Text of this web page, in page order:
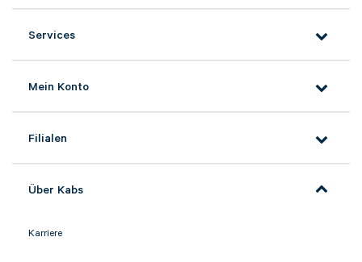
Nachricht*
Services
Mein Konto
Filialen
Über Kabs
Karriere